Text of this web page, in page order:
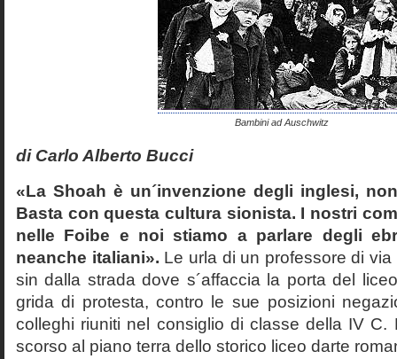
Bambini ad Auschwitz
di Carlo Alberto Bucci
«La Shoah è un´invenzione degli inglesi,
Basta con questa cultura sionista. I nostri
nelle Foibe e noi stiamo a parlare degli
neanche italiani». Le urla di un professore di
sin dalla strada dove s´affaccia la porta del
grida di protesta, contro le sue posizioni
colleghi riuniti nel consiglio di classe della IV C.
scorso al piano terra dello storico liceo darte